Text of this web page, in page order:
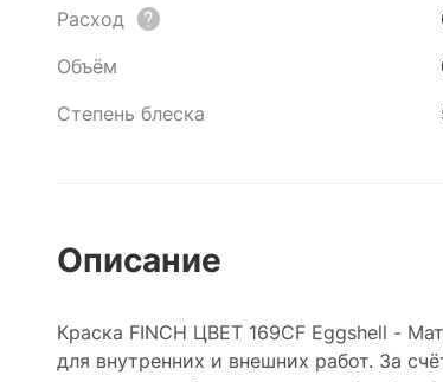
Расход
Объём
Степень блеска
Описание
Краска FINCH ЦВЕТ 169CF Eggshell -
для внутренних и внешних работ. За